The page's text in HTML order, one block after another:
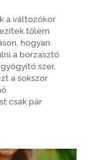
a változókor
tőlem
hogyan
borzasztó
szer,
a sokszor
csak pár